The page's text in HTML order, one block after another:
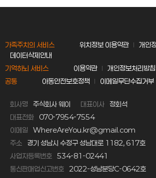
가족주치의 서비스 위치정보 이용약관
개인
데이터삭제안내
기억하뇌 서비스
이용약관
개인정보처리방침
공통
아동안전보호정책 이메일무단수집거부
회사명 주식회사 웨이 대표이사 정회석
대표전화
070-7954-7554
이메일
WhereAreYou.kr@gmail.com
주소
경기 성남시 수정구 성남대로 1182, 617호
사업자등록번호 534-81-02441
통신판매업신고번호 2022-성남분당C-0642호